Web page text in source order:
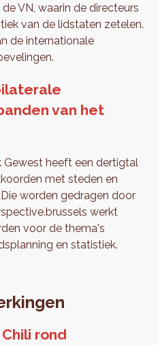
VN, waarin de directeurs
van de lidstaten zetelen.
de internationale
van het
heeft een dertigtal
met steden en
worden gedragen door
werkt
voor de thema's
en statistiek.
rond